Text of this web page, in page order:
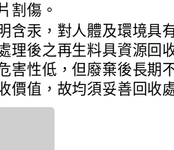
割傷。
含汞，對人體及環境具
理後之再生料具資源回
害性低，但廢棄後長期
價值，故均須妥善回收